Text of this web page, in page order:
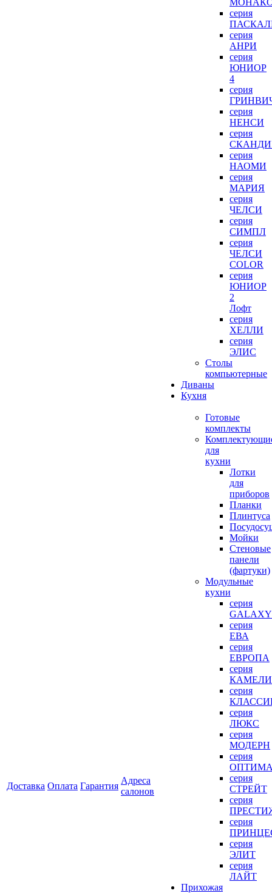
Доставка Оплата Гарантия
Адреса
салонов
серия
серия
АНРИ
серия
ЮНИОР
4
серия
серия
НЕНСИ
серия
серия
НАОМИ
серия
МАРИЯ
серия
ЧЕЛСИ
серия
СИМПЛ
серия
ЧЕЛСИ
COLOR
серия
ЮНИОР
2
Лофт
серия
ХЕЛЛИ
серия
ЭЛИС
Столы
компьютерные
Диваны
Кухня
Готовые
комплекты
для
кухни
Лотки
для
приборов
Планки
Плинтуса
Мойки
Стеновые
панели
(фартуки)
Mодульные
кухни
серия
GALAXY
серия
ЕВА
серия
ЕВРОПА
серия
серия
серия
ЛЮКС
серия
МОДЕРН
серия
серия
СТРЕЙТ
серия
серия
серия
ЭЛИТ
серия
ЛАЙТ
Прихожая